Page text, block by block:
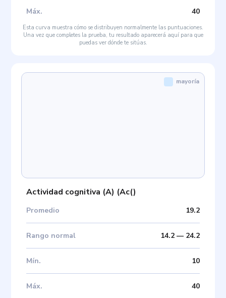
Máx. 40
Esta curva muestra cómo se distribuyen normalmente las puntuaciones.
Una vez que completes la prueba, tu resultado aparecerá aquí para que
puedas ver dónde te sitúas.
Actividad cognitiva (A) (Ac()
Promedio 19.2
Rango normal 14.2— 24.2
Mín. 10
Máx. 40
mayoría